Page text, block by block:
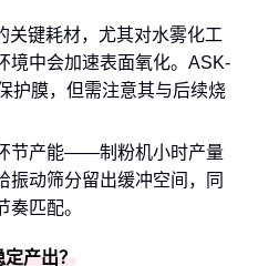
关键耗材，尤其对水雾化工
境中会加速表面氧化。ASK-
护膜，但需注意其与后续烧
节产能——制粉机小时产量
振动筛分留出缓冲空间，同
奏匹配。
产出？